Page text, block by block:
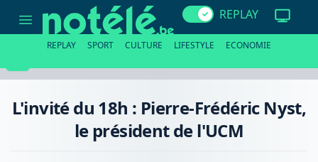
Nyst,
REPLAY
REPLAY SPORT CULTURE LIFESTYLE ECONOMIE
L'invité du 18h : Pierre-Frédéric Nyst,
le président de l'UCM